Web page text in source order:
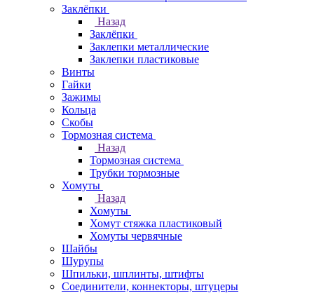
Заклёпки
Назад
Заклёпки
Заклепки металлические
Заклепки пластиковые
Винты
Гайки
Зажимы
Кольца
Скобы
Тормозная система
Назад
Тормозная система
Трубки тормозные
Хомуты
Назад
Хомуты
Хомут стяжка пластиковый
Хомуты червячные
Шайбы
Шурупы
Шпильки, шплинты, штифты
Соединители, коннекторы, штуцеры